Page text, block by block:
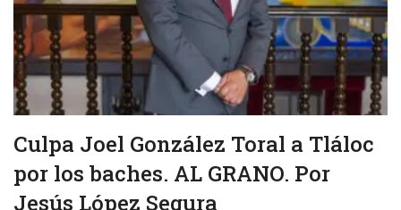
Culpa Joel González Toral a Tláloc
por los baches. AL GRANO. Por
Jesús López Segura